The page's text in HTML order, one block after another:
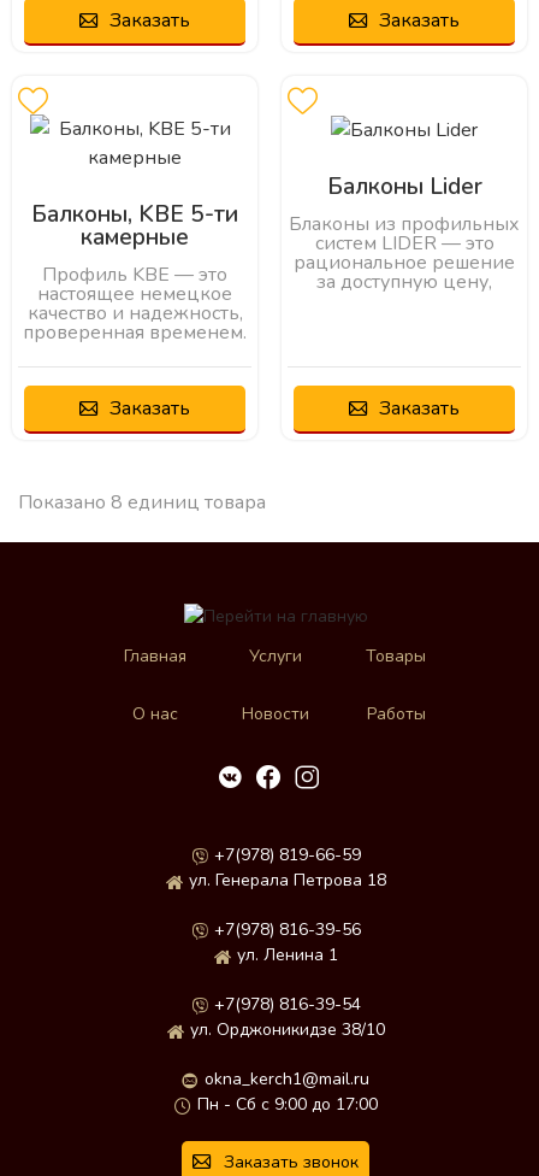
Заказать Заказать
Балконы, KBE 5-ти
камерные
Профиль KBE — это
настоящее немецкое
качество и надежность,
проверенная временем.
Заказать
Балконы Lider
Блаконы из профильных
систем LIDER — это
рациональное решение
за доступную цену,
Заказать
Показано 8 единиц товара
Главная Услуги Товары
О нас Новости Работы
+7(978) 819-66-59
ул. Генерала Петрова 18
+7(978) 816-39-56
ул. Ленина 1
+7(978) 816-39-54
ул. Орджоникидзе 38/10
okna_kerch1@mail.ru
Пн - Сб с 9:00 до 17:00
Заказать звонок